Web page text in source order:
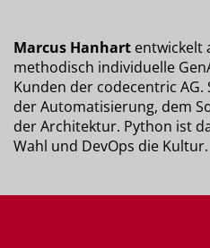
Marcus Hanhart entwickelt
methodisch individuelle
Kunden der codecentric AG.
der Automatisierung, dem
der Architektur. Python ist
Wahl und DevOps die Kultur.